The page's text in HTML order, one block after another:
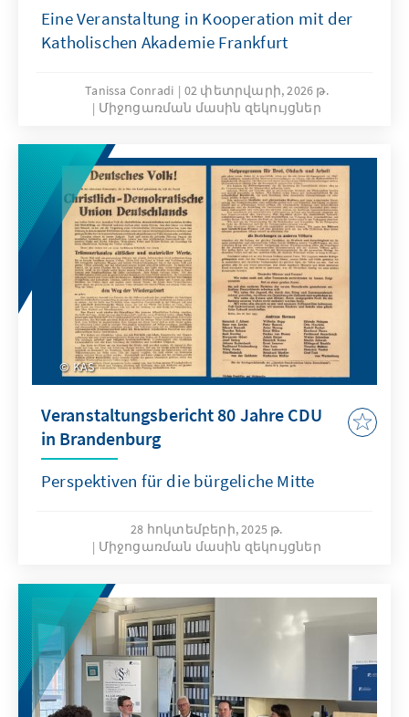
Eine Veranstaltung in Kooperation mit der
Katholischen Akademie Frankfurt
Tanissa Conradi
02 փետրվարի, 2026 թ.
Միջոցառման մասին զեկույցներ
KAS
Veranstaltungsbericht 80 Jahre CDU
in Brandenburg
Perspektiven für die bürgeliche Mitte
28 հոկտեմբերի, 2025 թ.
Միջոցառման մասին զեկույցներ